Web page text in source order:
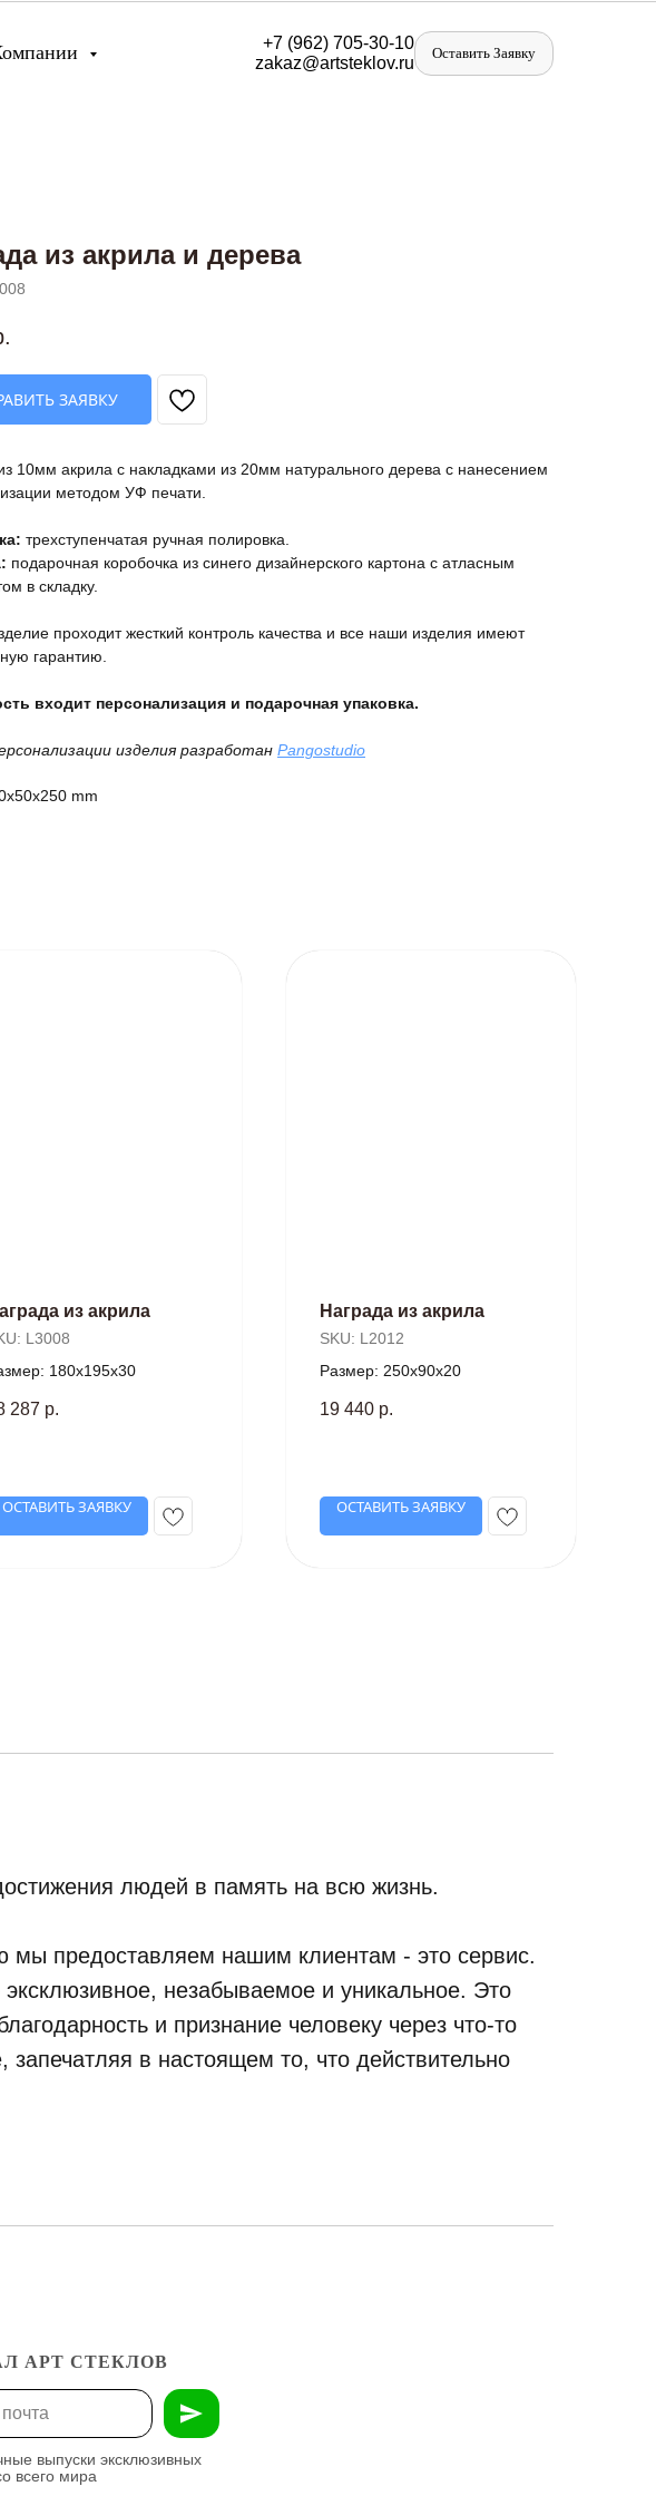
+7 (962) 705-30-10
zakaz@artsteklov.ru
Оставить Заявку
из акрила и дерева
ЗАЯВКУ
10мм акрила с накладками из 20мм натурального дерева с нанесением
методом УФ печати.
трехступенчатая ручная полировка.
подарочная коробочка из синего дизайнерского картона с атласным
в складку.
проходит жесткий контроль качества и все наши изделия имеют
гарантию.
входит персонализация и подарочная упаковка.
изделия разработан Pangostudio
mm
из акрила
L3008
180х195х30
287 р.
ОСТАВИТЬ ЗАЯВКУ
Награда из акрила
SKU: L2012
Размер: 250х90х20
19 440 р.
ОСТАВИТЬ ЗАЯВКУ
людей в память на всю жизнь.
мы предоставляем нашим клиентам - это сервис.
эксклюзивное, незабываемое и уникальное. Это
и признание человеку через что-то
в настоящем то, что действительно
АРТ СТЕКЛОВ
выпуски эксклюзивных
всего мира